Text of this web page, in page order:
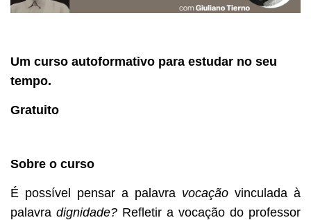
Um curso autoformativo para estudar no seu
tempo.
Gratuito
Sobre o curso
É possível pensar a palavra vocação vinculada à
palavra dignidade? Refletir a vocação do professor